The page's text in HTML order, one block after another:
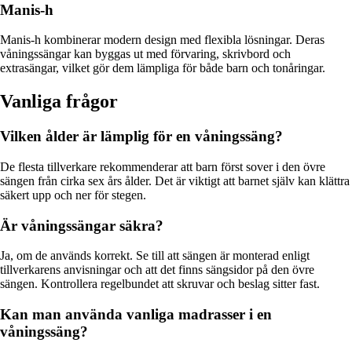
Manis-h
Manis-h kombinerar modern design med flexibla lösningar. Deras
våningssängar kan byggas ut med förvaring, skrivbord och
extrasängar, vilket gör dem lämpliga för både barn och tonåringar.
Vanliga frågor
Vilken ålder är lämplig för en våningssäng?
De flesta tillverkare rekommenderar att barn först sover i den övre
sängen från cirka sex års ålder. Det är viktigt att barnet själv kan klättra
säkert upp och ner för stegen.
Är våningssängar säkra?
Ja, om de används korrekt. Se till att sängen är monterad enligt
tillverkarens anvisningar och att det finns sängsidor på den övre
sängen. Kontrollera regelbundet att skruvar och beslag sitter fast.
Kan man använda vanliga madrasser i en
våningssäng?